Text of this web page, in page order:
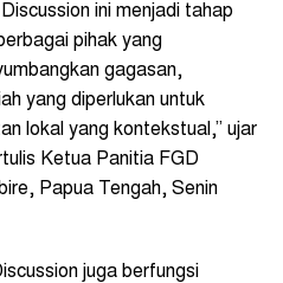
ini menjadi tahap
pihak yang
gagasan,
yang diperlukan untuk
lokal yang kontekstual,” ujar
Ketua Panitia FGD
Papua Tengah, Senin
juga berfungsi